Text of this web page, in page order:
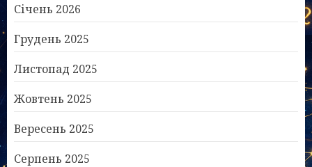
Січень 2026
Грудень 2025
Листопад 2025
Жовтень 2025
Вересень 2025
Серпень 2025